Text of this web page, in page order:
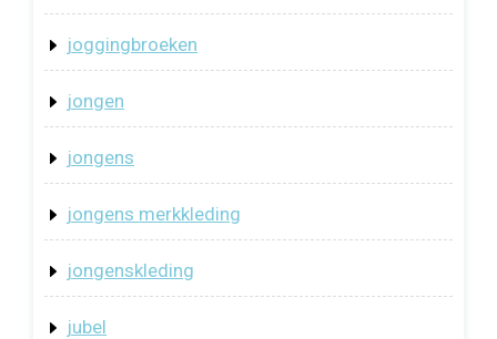
joggingbroeken
jongen
jongens
jongens merkkleding
jongenskleding
jubel